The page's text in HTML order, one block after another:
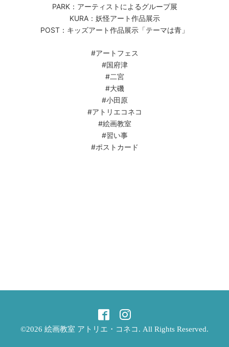
PARK：アーティストによるグループ展
KURA：妖怪アート作品展示
POST：キッズアート作品展示「テーマは青」
#アートフェス
#国府津
#二宮
#大磯
#小田原
#アトリエコネコ
#絵画教室
#習い事
#ポストカード
©2026 絵画教室 アトリエ・コネコ . All Rights Reserved.